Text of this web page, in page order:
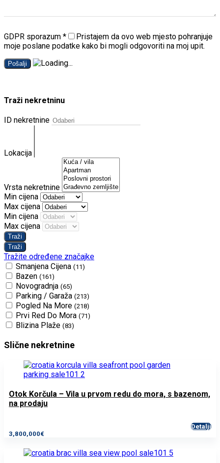
GDPR sporazum *
Pristajem da ovo web mjesto pohranjuje
moje poslane podatke kako bi mogli odgovoriti na moj upit.
Pošalji
Traži nekretninu
ID nekretnine
Lokacija
Vrsta nekretnine
Min cijena
Max cijena
Min cijena
Max cijena
Tražite određene značajke
Smanjena Cijena (11)
Bazen (161)
Novogradnja (65)
Parking / Garaža (213)
Pogled Na More (218)
Prvi Red Do Mora (71)
Blizina Plaže (83)
Slične nekretnine
Otok Korčula – Vila u prvom redu do mora, s bazenom,
na prodaju
3,800,000€
Detalji